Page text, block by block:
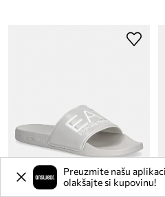
Preuzmite našu
olakšajte si kupovinu!